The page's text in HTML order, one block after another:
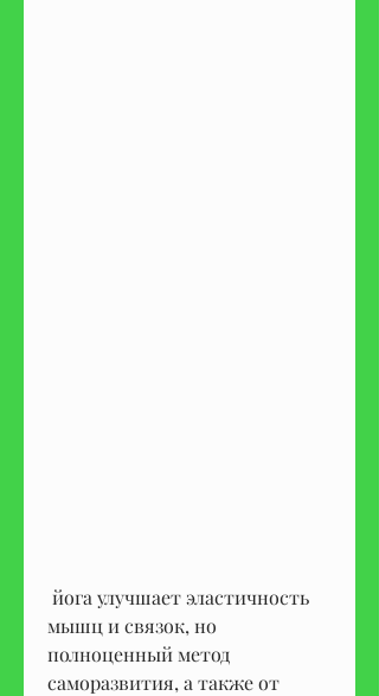
мышц и связок, но
полноценный метод
саморазвития, а также от